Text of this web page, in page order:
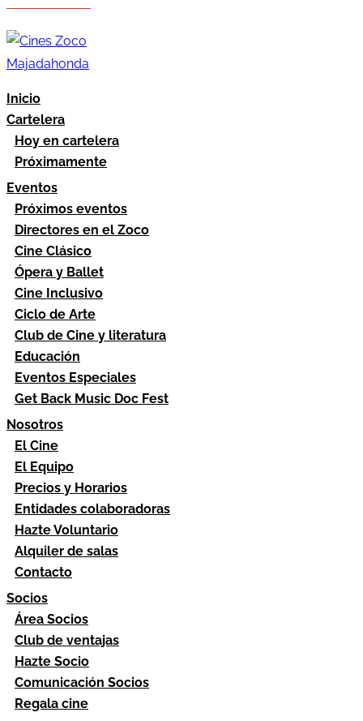
Inicio
Cartelera
Hoy en cartelera
Próximamente
Eventos
Próximos eventos
Directores en el Zoco
Cine Clásico
Ópera y Ballet
Cine Inclusivo
Ciclo de Arte
Club de Cine y literatura
Educación
Eventos Especiales
Get Back Music Doc Fest
Nosotros
El Cine
El Equipo
Precios y Horarios
Entidades colaboradoras
Hazte Voluntario
Alquiler de salas
Contacto
Socios
Área Socios
Club de ventajas
Hazte Socio
Comunicación Socios
Regala cine